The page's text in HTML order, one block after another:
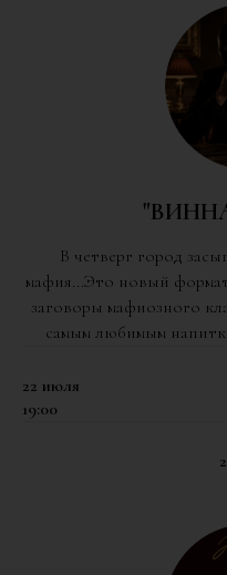
В четверг город
мафия...Это новый
заговоры мафиозного
самым любимым
22 июля
19:00